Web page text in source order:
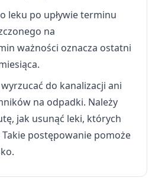
leku po upływie terminu
na
ważności oznacza ostatni
do kanalizacji ani
na odpadki. Należy
jak usunąć leki, których
postępowanie pomoże